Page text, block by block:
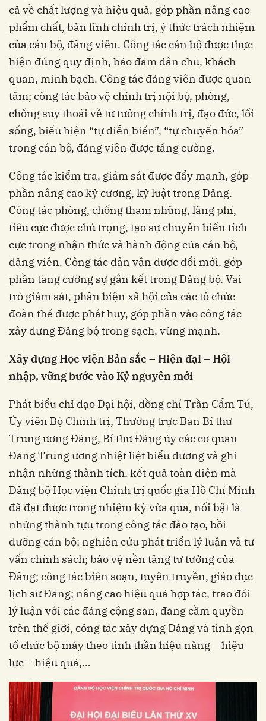
cả về chất lượng và hiệu quả, góp phần nâng cao
phẩm chất, bản lĩnh chính trị, ý thức trách nhiệm
của cán bộ, đảng viên. Công tác cán bộ được thực
hiện đúng quy định, bảo đảm dân chủ, khách
quan, minh bạch. Công tác đảng viên được quan
tâm; công tác bảo vệ chính trị nội bộ, phòng,
chống suy thoái về tư tưởng chính trị, đạo đức, lối
sống, biểu hiện “tự diễn biến”, “tự chuyển hóa”
trong cán bộ, đảng viên được tăng cường.
Công tác kiểm tra, giám sát được đẩy mạnh, góp
phần nâng cao kỷ cương, kỷ luật trong Đảng.
Công tác phòng, chống tham nhũng, lãng phí,
tiêu cực được chú trọng, tạo sự chuyển biến tích
cực trong nhận thức và hành động của cán bộ,
đảng viên. Công tác dân vận được đổi mới, góp
phần tăng cường sự gắn kết trong Đảng bộ. Vai
trò giám sát, phản biện xã hội của các tổ chức
đoàn thể được phát huy, góp phần vào công tác
xây dựng Đảng bộ trong sạch, vững mạnh.
Xây dựng Học viện Bản sắc – Hiện đại – Hội
nhập, vững bước vào Kỷ nguyên mới
Phát biểu chỉ đạo Đại hội, đồng chí Trần Cẩm Tú,
Ủy viên Bộ Chính trị, Thường trực Ban Bí thư
Trung ương Đảng, Bí thư Đảng ủy các cơ quan
Đảng Trung ương nhiệt liệt biểu dương và ghi
nhận những thành tích, kết quả toàn diện mà
Đảng bộ Học viện Chính trị quốc gia Hồ Chí Minh
đã đạt được trong nhiệm kỳ vừa qua, nổi bật là
những thành tựu trong công tác đào tạo, bồi
dưỡng cán bộ; nghiên cứu phát triển lý luận và tư
vấn chính sách; bảo vệ nền tảng tư tưởng của
Đảng; công tác biên soạn, tuyên truyền, giáo dục
lịch sử Đảng; nâng cao hiệu quả hợp tác, trao đổi
lý luận với các đảng cộng sản, đảng cầm quyền
trên thế giới, công tác xây dựng Đảng và tinh gọn
tổ chức bộ máy theo tinh thần hiệu năng – hiệu
lực – hiệu quả,…